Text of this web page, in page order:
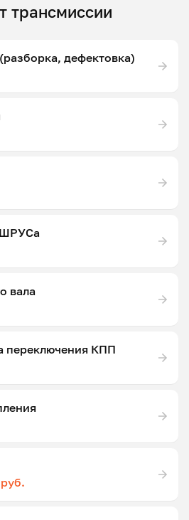
трансмиссии
дефектовка)
ШРУСа
вала
переключения КПП